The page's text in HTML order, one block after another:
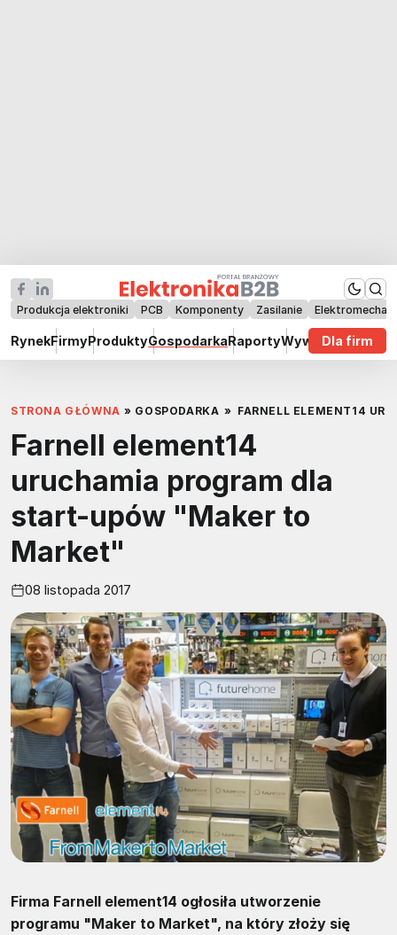
Produkcja elektroniki PCB Komponenty Zasilanie
RynekFirmyProduktyGospodarkaRaportyWywiadyDla firm
STRONA GŁÓWNA » GOSPODARKA » FARNELL ELEMENT14
Farnell element14
uruchamia program dla
start-upów "Maker to
Market"
08 listopada 2017
Firma Farnell element14 ogłosiła utworzenie
programu "Maker to Market", na który złoży się